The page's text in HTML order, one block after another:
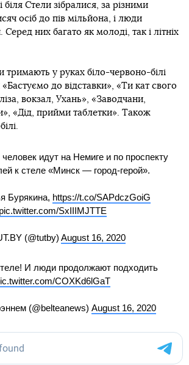
біля Стели зібралися, за різними
осіб до пів мільйона, і люди
них багато як молоді, так і літніх
тримають у руках біло-червоно-білі
до відставки», «Ти кат свого
вокзал, Ухань», «Заводчани,
«Дід, прийми таблетки». Також
идут на Немиге и по проспекту
к стеле «Минск — город-герой».
Бурякина, https://t.co/SAPdczGoiG
pic.twitter.com/SxIIIMJTTE
(@tutby) August 16, 2020
И люди продолжают подходить
COXKd6lGaT
(@belteanews) August 16, 2020